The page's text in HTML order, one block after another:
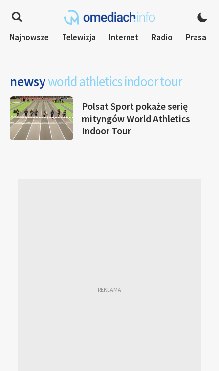
Najnowsze Telewizja Internet Radio Prasa
newsyworld athletics indoor tour
Polsat Sport pokaże serię
mityngów World Athletics
Indoor Tour